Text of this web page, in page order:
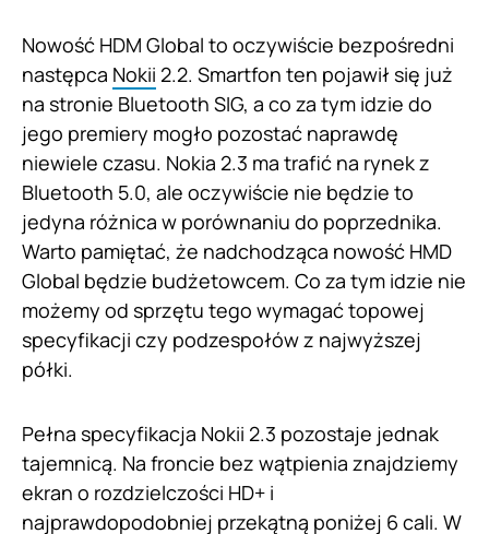
Nowość HDM Global to oczywiście bezpośredni
następca Nokii 2.2. Smartfon ten pojawił się już
na stronie Bluetooth SIG, a co za tym idzie do
jego premiery mogło pozostać naprawdę
niewiele czasu. Nokia 2.3 ma trafić na rynek z
Bluetooth 5.0, ale oczywiście nie będzie to
jedyna różnica w porównaniu do poprzednika.
Warto pamiętać, że nadchodząca nowość HMD
Global będzie budżetowcem. Co za tym idzie nie
możemy od sprzętu tego wymagać topowej
specyfikacji czy podzespołów z najwyższej
półki.
Pełna specyfikacja Nokii 2.3 pozostaje jednak
tajemnicą. Na froncie bez wątpienia znajdziemy
ekran o rozdzielczości HD+ i
najprawdopodobniej przekątną poniżej 6 cali. W